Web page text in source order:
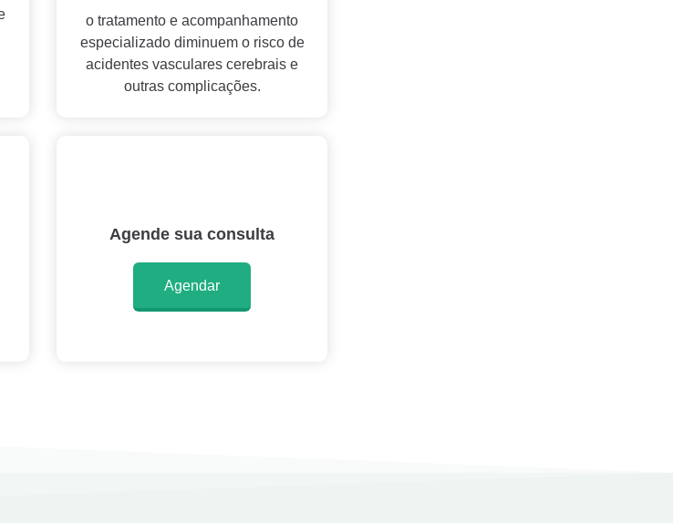
o tratamento e acompanhamento
especializado diminuem o risco de
acidentes vasculares cerebrais e
outras complicações.
Agende sua consulta
Agendar